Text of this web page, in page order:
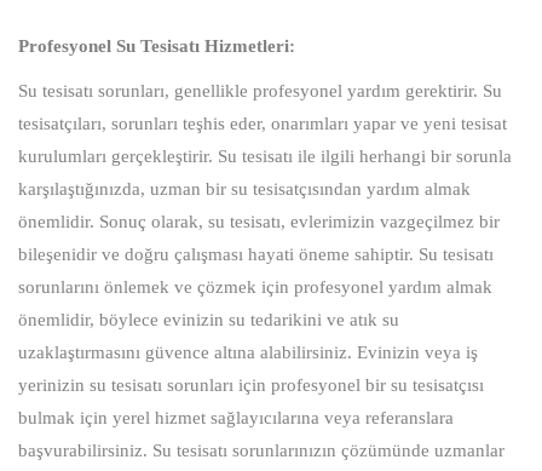
Profesyonel Su Tesisatı Hizmetleri:
Su tesisatı sorunları, genellikle profesyonel yardım gerektirir. Su
tesisatçıları, sorunları teşhis eder, onarımları yapar ve yeni tesisat
kurulumları gerçekleştirir. Su tesisatı ile ilgili herhangi bir sorunla
karşılaştığınızda, uzman bir su tesisatçısından yardım almak
önemlidir. Sonuç olarak, su tesisatı, evlerimizin vazgeçilmez bir
bileşenidir ve doğru çalışması hayati öneme sahiptir. Su tesisatı
sorunlarını önlemek ve çözmek için profesyonel yardım almak
önemlidir, böylece evinizin su tedarikini ve atık su
uzaklaştırmasını güvence altına alabilirsiniz. Evinizin veya iş
yerinizin su tesisatı sorunları için profesyonel bir su tesisatçısı
bulmak için yerel hizmet sağlayıcılarına veya referanslara
başvurabilirsiniz. Su tesisatı sorunlarınızın çözümünde uzmanlar